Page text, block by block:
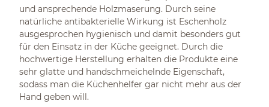
und ansprechende Holzmaserung. Durch seine
natürliche antibakterielle Wirkung ist Eschenholz
ausgesprochen hygienisch und damit besonders gut
für den Einsatz in der Küche geeignet. Durch die
hochwertige Herstellung erhalten die Produkte eine
sehr glatte und handschmeichelnde Eigenschaft,
sodass man die Küchenhelfer gar nicht mehr aus der
Hand geben will.